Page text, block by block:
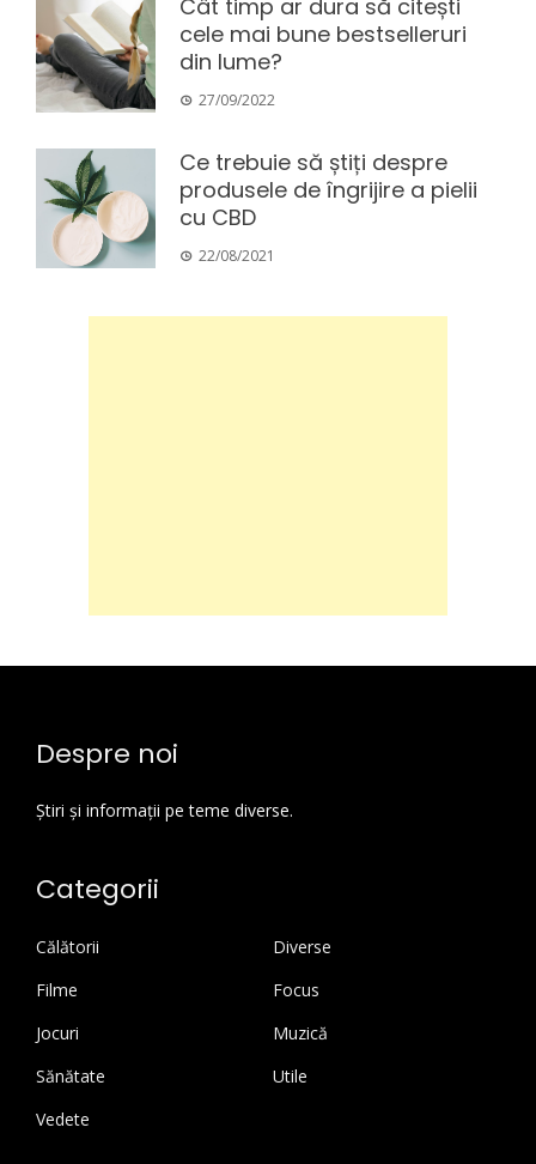
Cât timp ar dura să citești
cele mai bune bestselleruri
din lume?
27/09/2022
Ce trebuie să știți despre
produsele de îngrijire a pielii
cu CBD
22/08/2021
Despre noi
Știri și informații pe teme diverse.
Categorii
Călătorii
Diverse
Filme
Focus
Jocuri
Muzică
Sănătate
Utile
Vedete